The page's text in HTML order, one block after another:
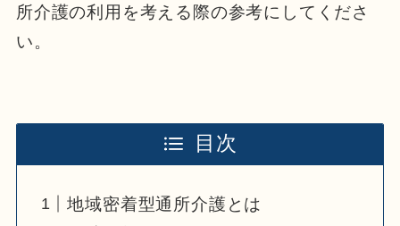
所介護の利用を考える際の参考にしてくださ
い。
目次
地域密着型通所介護とは